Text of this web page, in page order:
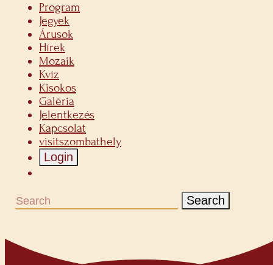
Program
Jegyek
Árusok
Hírek
Mozaik
Kvíz
Kisokos
Galéria
Jelentkezés
Kapcsolat
visitszombathely
Login
Search